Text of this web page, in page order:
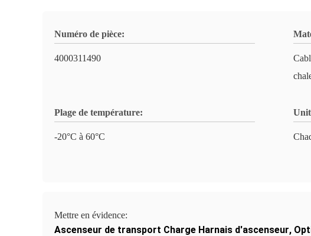
Numéro de pièce:
4000311490
Plage de température:
-20°C à 60°C
Mettre en évidence:
Ascenseur de transport Charge Harnais d'ascenseur,